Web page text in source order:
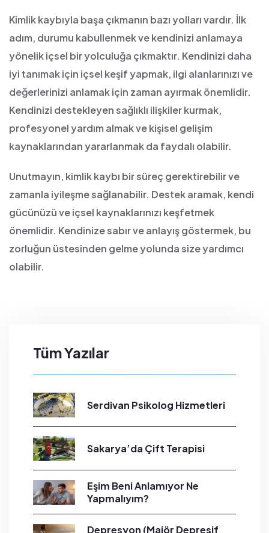
Kimlik kaybıyla başa çıkmanın bazı yolları vardır. İlk
adım, durumu kabullenmek ve kendinizi anlamaya
yönelik içsel bir yolculuğa çıkmaktır. Kendinizi daha
iyi tanımak için içsel keşif yapmak, ilgi alanlarınızı ve
değerlerinizi anlamak için zaman ayırmak önemlidir.
Kendinizi destekleyen sağlıklı ilişkiler kurmak,
profesyonel yardım almak ve kişisel gelişim
kaynaklarından yararlanmak da faydalı olabilir.
Unutmayın, kimlik kaybı bir süreç gerektirebilir ve
zamanla iyileşme sağlanabilir. Destek aramak, kendi
gücünüzü ve içsel kaynaklarınızı keşfetmek
önemlidir. Kendinize sabır ve anlayış göstermek, bu
zorluğun üstesinden gelme yolunda size yardımcı
olabilir.
Tüm Yazılar
Serdivan Psikolog Hizmetleri
Sakarya’da Çift Terapisi
Eşim Beni Anlamıyor Ne
Yapmalıyım?
Depresyon (Majör Depresif